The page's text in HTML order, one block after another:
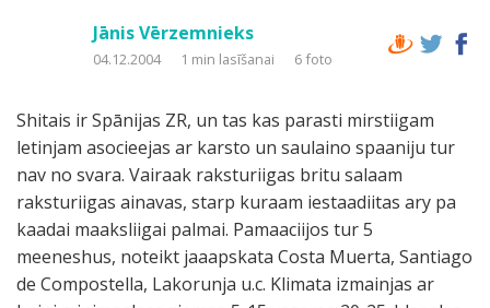
Jānis Vērzemnieks
04.12.2004 1 min lasīšanai 6 foto
Shitais ir Spānijas ZR, un tas kas parasti mirstiigam
letinjam asocieejas ar karsto un saulaino spaaniju tur
nav no svara. Vairaak raksturiigas britu salaam
raksturiigas ainavas, starp kuraam iestaadiitas ary pa
kaadai maaksliigai palmai. Pamaaciijos tur 5
meeneshus, noteikt jaaapskata Costa Muerta, Santiago
de Compostella, Lakorunja u.c. Klimata izmainjas ar